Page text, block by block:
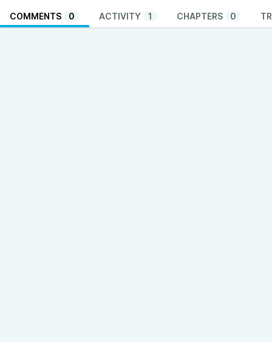
COMMENTS 0 ACTIVITY 1 CHAPTERS 0